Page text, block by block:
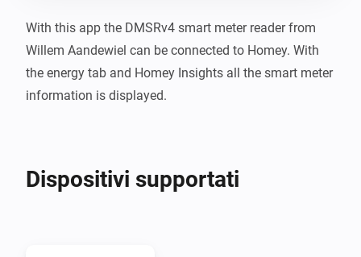
With this app the DMSRv4 smart meter reader from
Willem Aandewiel can be connected to Homey. With
the energy tab and Homey Insights all the smart meter
information is displayed.
Dispositivi supportati